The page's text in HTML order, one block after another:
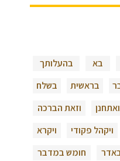
בא
בהעלותך
בראשית
בשלח
ואתחנן
וזאת הברכה
ויקהל פקודי
ויקרא
חומש במדבר